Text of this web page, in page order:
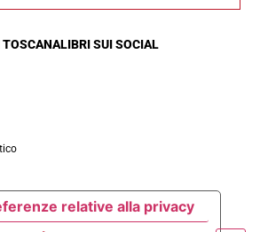
TOSCANALIBRI SUI SOCIAL
relative alla privacy